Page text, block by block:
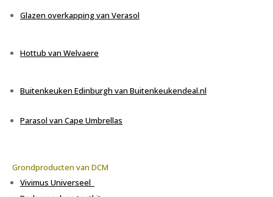
Glazen overkapping van Verasol
Hottub van Welvaere
Buitenkeuken Edinburgh van Buitenkeukendeal.nl
Parasol van Cape Umbrellas
Grondproducten van DCM
Vivimus Universeel